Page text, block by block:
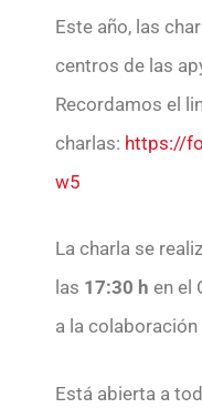
Este año, las
centros de las
Recordamos el
charlas: https://
w5
La charla se
las 17:30 h en el
a la colaboración
Está abierta a